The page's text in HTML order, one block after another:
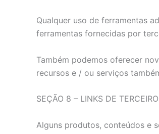
Qualquer uso de ferramentas
ferramentas fornecidas por
Também podemos oferecer
recursos e / ou serviços
SEÇÃO 8 – LINKS DE
Alguns produtos, conteúdos e